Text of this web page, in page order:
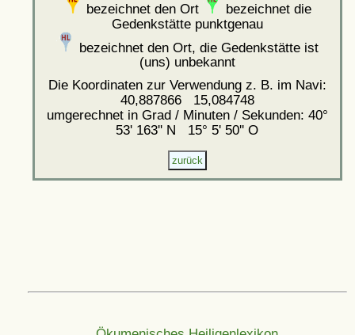
bezeichnet den Ort
bezeichnet die
Gedenkstätte punktgenau
bezeichnet den Ort, die Gedenkstätte ist
(uns) unbekannt
Die Koordinaten zur Verwendung z. B. im Navi:
40,887866 15,084748
umgerechnet in Grad / Minuten / Sekunden: 40°
53' 163'' N 15° 5' 50'' O